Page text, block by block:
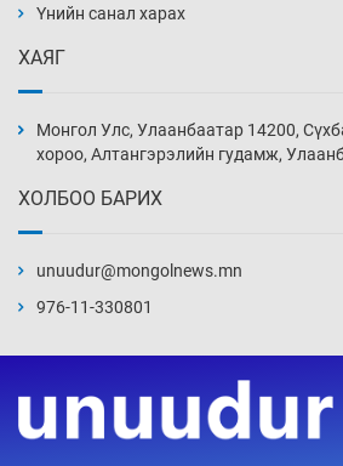
нэмэгджээ
Уржигдар 13 цаг 30 мин
Уржигдар 13 цаг 00 мин
Уржигдар 12 цаг 30 мин
Үнийн санал харах
ХАЯГ
Монгол Улс, Улаанбаатар 14200,
хороо, Алтангэрэлийн гудамж,
ХОЛБОО БАРИХ
unuudur@mongolnews.mn
976-11-330801